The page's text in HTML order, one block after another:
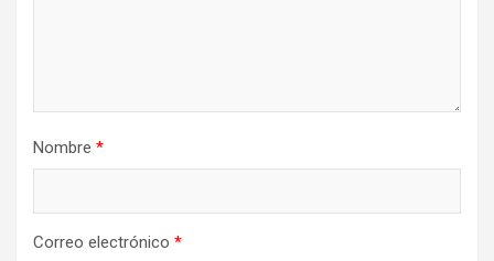
Nombre *
Correo electrónico *